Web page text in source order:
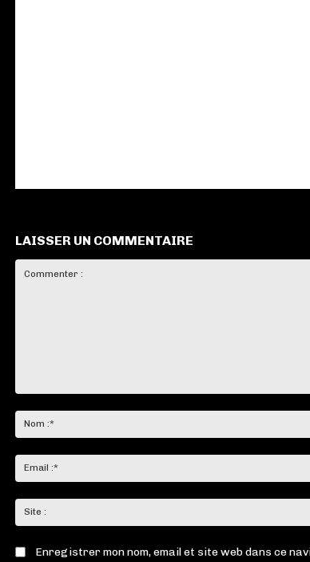
LAISSER UN COMMENTAIRE
Enregistrer mon nom, email et site web dans ce